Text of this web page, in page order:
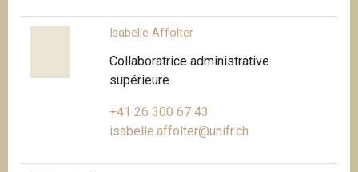
Isabelle Affolter
Collaboratrice administrative
supérieure
+41 26 300 67 43
isabelle.affolter@unifr.ch